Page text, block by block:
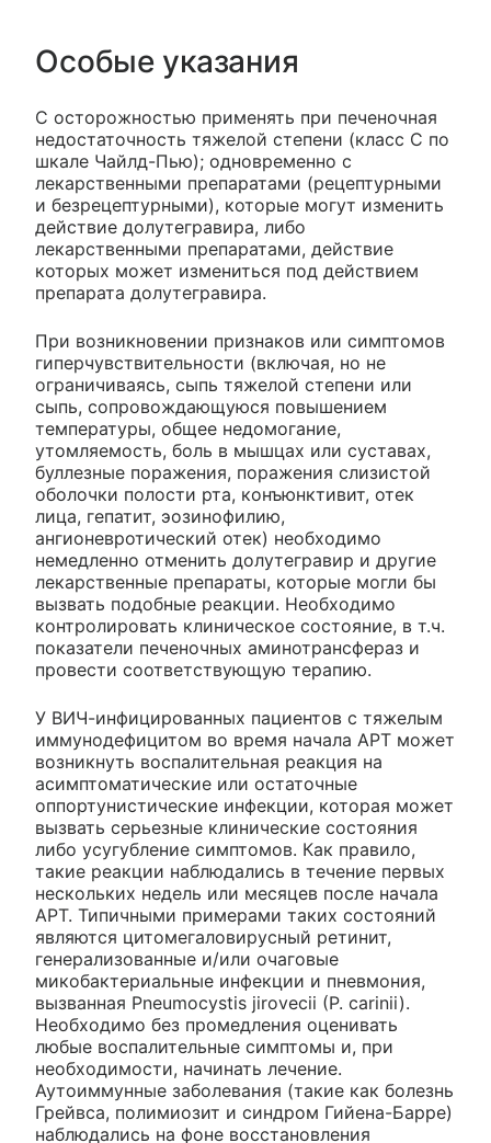
Особые указания
С осторожностью применять при печеночная
недостаточность тяжелой степени (класс С по
шкале Чайлд-Пью); одновременно с
лекарственными препаратами (рецептурными
и безрецептурными), которые могут изменить
действие долутегравира, либо
лекарственными препаратами, действие
которых может измениться под действием
препарата долутегравира.
При возникновении признаков или симптомов
гиперчувствительности (включая, но не
ограничиваясь, сыпь тяжелой степени или
сыпь, сопровождающуюся повышением
температуры, общее недомогание,
утомляемость, боль в мышцах или суставах,
буллезные поражения, поражения слизистой
оболочки полости рта, конъюнктивит, отек
лица, гепатит, эозинофилию,
ангионевротический отек) необходимо
немедленно отменить долутегравир и другие
лекарственные препараты, которые могли бы
вызвать подобные реакции. Необходимо
контролировать клиническое состояние, в т.ч.
показатели печеночных аминотрансфераз и
провести соответствующую терапию.
У ВИЧ-инфицированных пациентов с тяжелым
иммунодефицитом во время начала APT может
возникнуть воспалительная реакция на
асимптоматические или остаточные
оппортунистические инфекции, которая может
вызвать серьезные клинические состояния
либо усугубление симптомов. Как правило,
такие реакции наблюдались в течение первых
нескольких недель или месяцев после начала
APT. Типичными примерами таких состояний
являются цитомегаловирусный ретинит,
генерализованные и/или очаговые
микобактериальные инфекции и пневмония,
вызванная Pneumocystis jirovecii (P. carinii).
Необходимо без промедления оценивать
любые воспалительные симптомы и, при
необходимости, начинать лечение.
Аутоиммунные заболевания (такие как болезнь
Грейвса, полимиозит и синдром Гийена-Барре)
наблюдались на фоне восстановления